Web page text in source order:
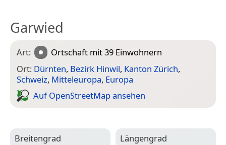
Garwied
Art: Ortschaft mit 39 Einwohnern
Ort: Dürnten, Bezirk Hinwil, Kanton Zürich,
Schweiz, Mitteleuropa, Europa
Auf Open­Street­Map ansehen
Breitengrad
Längengrad